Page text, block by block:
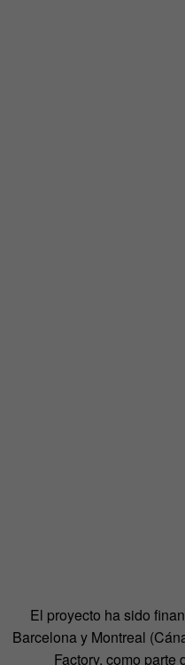
El proyecto ha sido
Barcelona y Montreal
Factory, como parte